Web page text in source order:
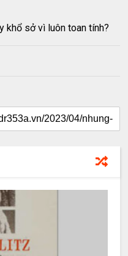
khổ sở vì luôn toan tính?